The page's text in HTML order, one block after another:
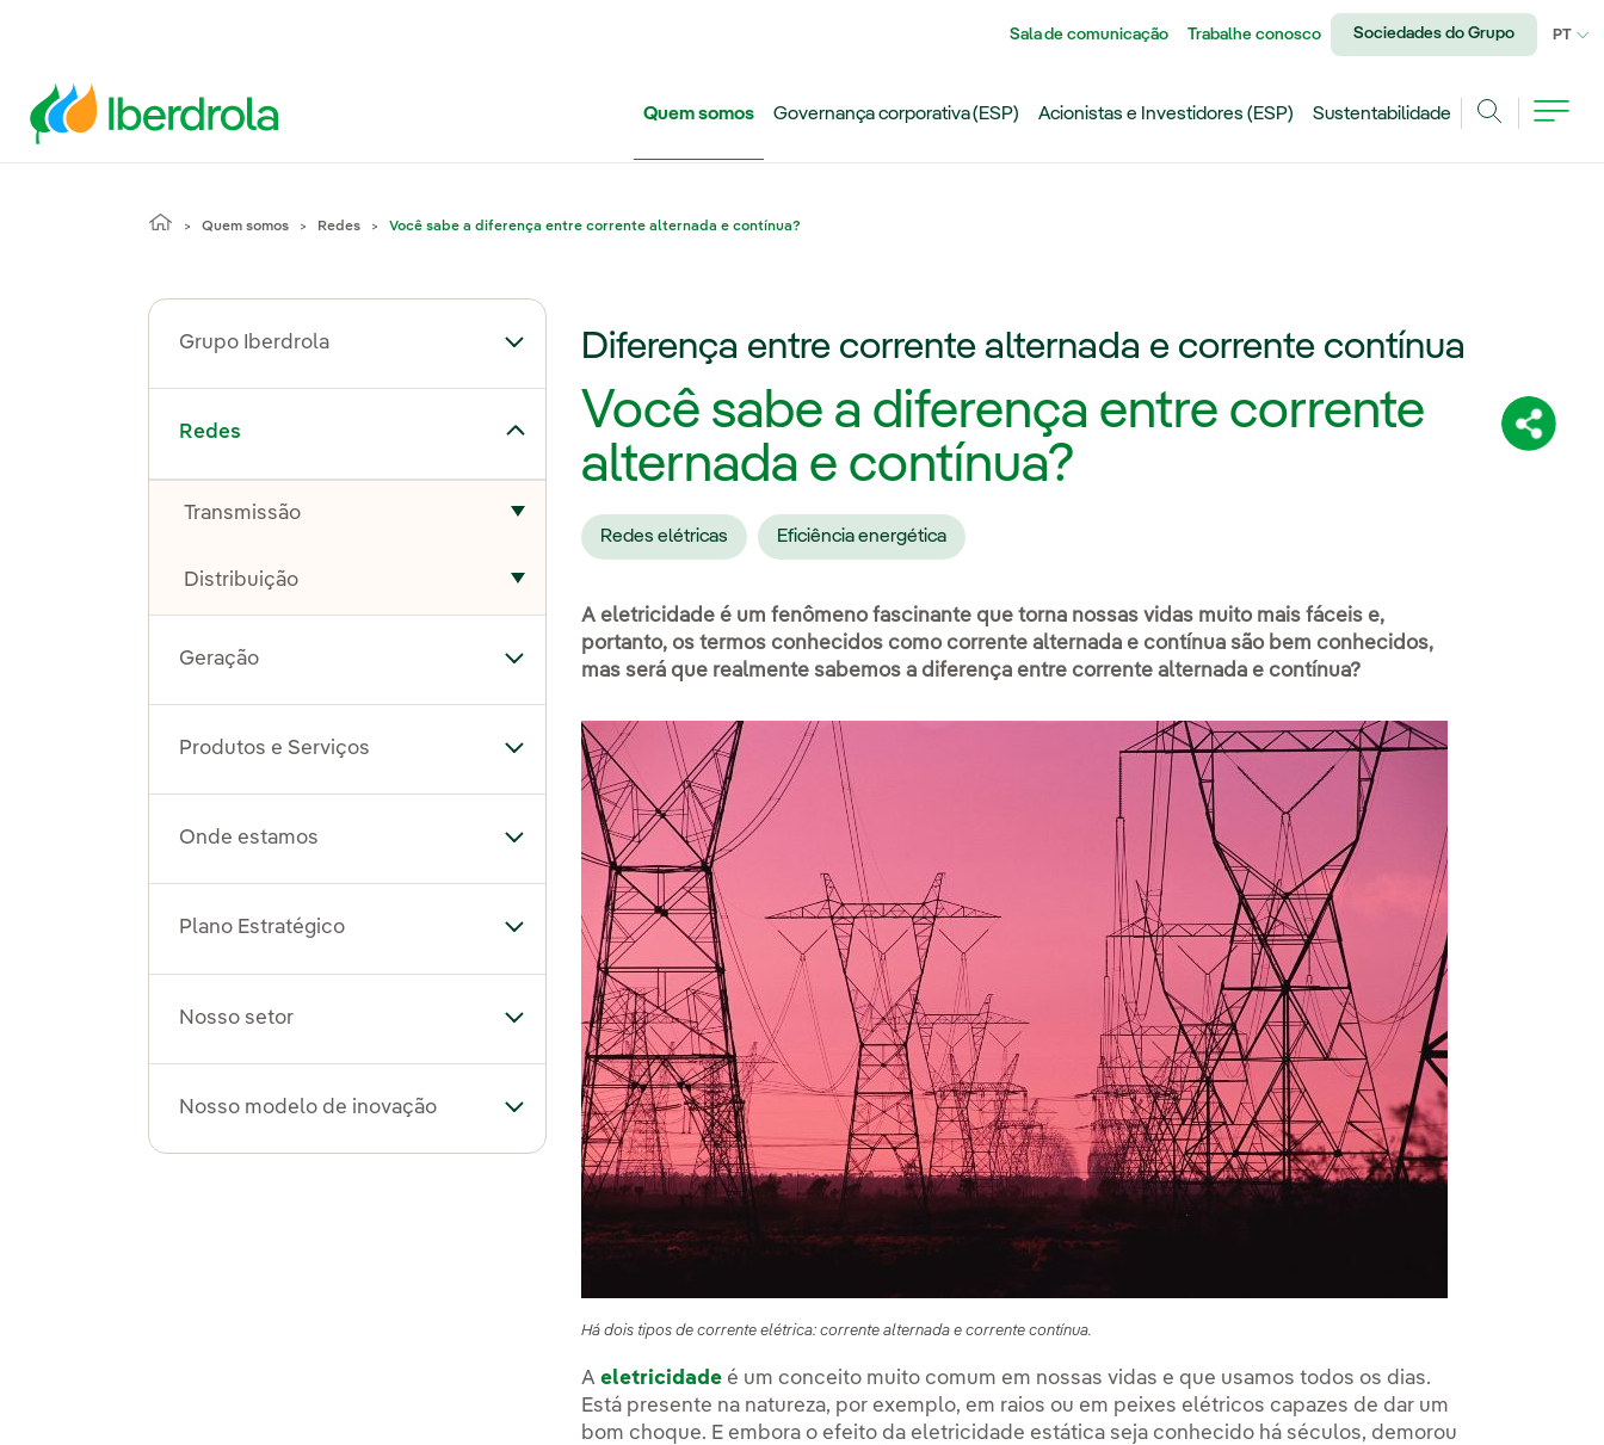
Sala de comunicação Trabalhe conosco Sociedades do Grupo PT
Quem somos Governança corporativa (ESP) Acionistas e Investidores (ESP)
Sustentabilidade
Quem somos Redes Você sabe a diferença entre corrente alternada e contínua?
Grupo Iberdrola Alternar submenu de Grupo Iberdrola
Redes
Alternar submenu de Redes
Transmissão
Alternar submenu de Transmissão
Distribuição
Geração Alternar submenu de Geração
Produtos e Serviços Alternar submenu de Produtos e Serviços
Onde estamos Alternar submenu de Onde estamos
Plano Estratégico Alternar submenu de Plano Estratégico
Nosso setor Alternar submenu de Nosso setor
Nosso modelo de inovação Alternar submenu de Nosso modelo de inovação
Diferença entre corrente alternada e corrente contínua
Você sabe a diferença entre corrente
alternada e contínua?
Redes elétricas Eficiência energética
A eletricidade é um fenômeno fascinante que torna nossas vidas muito mais fáceis e,
portanto, os termos conhecidos como corrente alternada e contínua são bem conhecidos,
mas será que realmente sabemos a diferença entre corrente alternada e contínua?
Há dois tipos de corrente elétrica: corrente alternada e corrente contínua.
Aeletricidade é um conceito muito comum em nossas vidas e que usamos todos os dias.
Está presente na natureza, por exemplo, em raios ou em peixes elétricos capazes de dar um
bom choque. E embora o efeito da eletricidade estática seja conhecido há séculos, demorou